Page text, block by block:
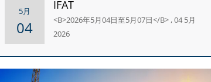
5月
04
IFAT
<B>2026年5月04日至5月07日</B> , 04 5月
2026